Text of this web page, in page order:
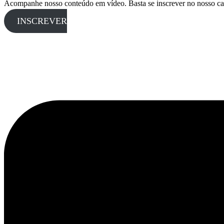
Acompanhe nosso conteúdo em vídeo. Basta se inscrever no nosso
INSCREVER